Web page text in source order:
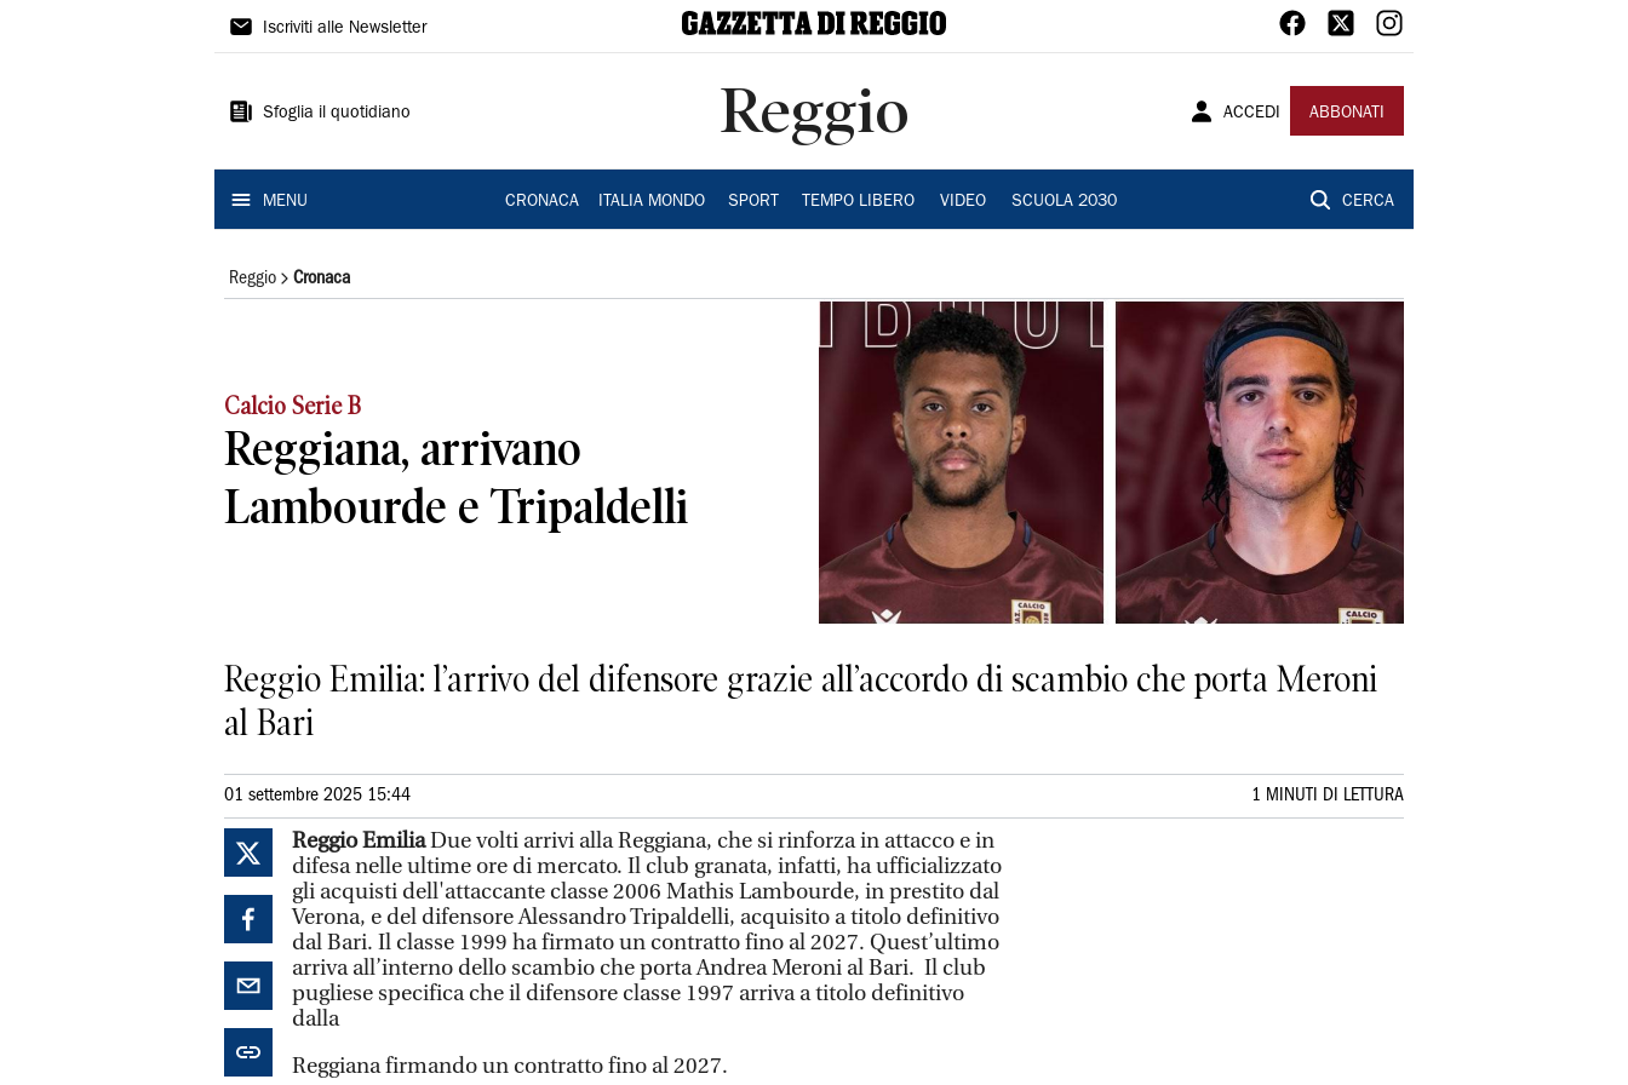
Gazzetta
Reggio
Iscriviti alle Newsletter
Sfoglia il quotidiano Reggio ACCEDI ABBONATI
MENU CRONACA ITALIA MONDO SPORT TEMPO LIBERO VIDEO SCUOLA 2030 CERCA
Reggio Cronaca
Calcio Serie B
Reggiana, arrivano
Lambourde e Tripaldelli
Reggio Emilia: l’arrivo del difensore grazie all’accordo di scambio che porta Meroni
al Bari
01 settembre 2025 15:44 1 MINUTI DI LETTURA
Reggio EmiliaDue volti arrivi alla Reggiana, che si rinforza in attacco e in
difesa nelle ultime ore di mercato. Il club granata, infatti, ha ufficializzato
gli acquisti dell'attaccante classe 2006 Mathis Lambourde, in prestito dal
Verona, e del difensore Alessandro Tripaldelli, acquisito a titolo definitivo
dal Bari. Il classe 1999 ha firmato un contratto fino al 2027. Quest’ultimo
arriva all’interno dello scambio che porta Andrea Meroni al Bari. Il club
pugliese specifica che il difensore classe 1997 arriva a titolo definitivo
dalla
Reggiana firmando un contratto fino al 2027.